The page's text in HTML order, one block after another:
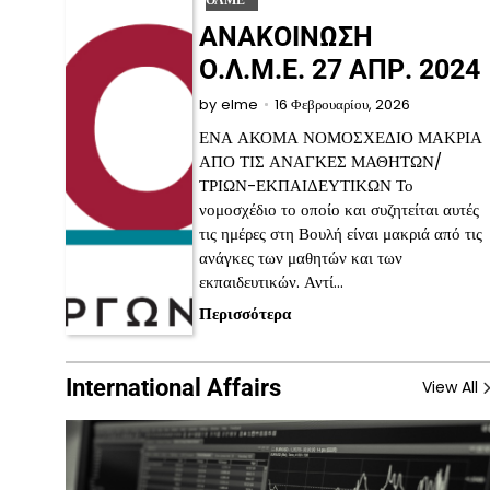
ΑΝΑΚΟΙΝΩΣΗ
Ο.Λ.Μ.Ε. 27 ΑΠΡ. 2024
by elme 16 Φεβρουαρίου, 2026
ΕΝΑ ΑΚΟΜΑ ΝΟΜΟΣΧΕΔΙΟ ΜΑΚΡΙΑ
ΑΠΟ ΤΙΣ ΑΝΑΓΚΕΣ ΜΑΘΗΤΩΝ/
ΤΡΙΩΝ-ΕΚΠΑΙΔΕΥΤΙΚΩΝ Το
νομοσχέδιο το οποίο και συζητείται αυτές
τις ημέρες στη Βουλή είναι μακριά από τις
ανάγκες των μαθητών και των
εκπαιδευτικών. Αντί…
Περισσότερα
International Affairs View All